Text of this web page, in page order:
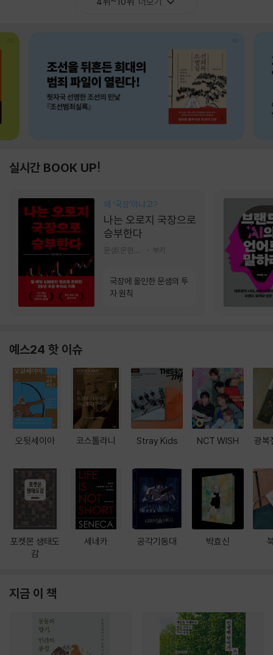
실시간 BOOK UP!
왜 ‘국장‘이냐고?
나는 오로지 국장으로
승부한다
부키
국장에 올인한 문샘의 투
자 원칙
예스24 핫 이슈
오뒷세이아
포켓몬 생태도
감
코스톨라니
세네카
Stray Kids
공각기동대
NCT WISH
박효신
광복
지금 이 책